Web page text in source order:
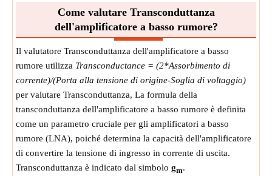
Come valutare Transconduttanza
dell'amplificatore a basso rumore?
Il valutatore Transconduttanza dell'amplificatore a basso
rumore utilizza Transconductance = (2*Assorbimento di
corrente)/(Porta alla tensione di origine-Soglia di voltaggio)
per valutare Transconduttanza, La formula della
transconduttanza dell'amplificatore a basso rumore è definita
come un parametro cruciale per gli amplificatori a basso
rumore (LNA), poiché determina la capacità dell'amplificatore
di convertire la tensione di ingresso in corrente di uscita.
Transconduttanza è indicato dal simbolo gm.